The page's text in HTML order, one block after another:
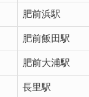
肥前浜駅
肥前飯田駅
肥前大浦駅
長里駅